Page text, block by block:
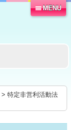
MENU
> 特定非営利活動法